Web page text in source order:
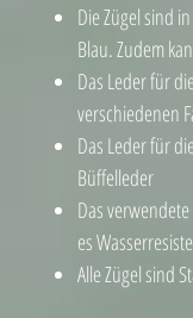
Die Zügel sind
Blau. Zudem
Das Leder für
verschiedenen
Das Leder für
Büffelleder
Das
es
Alle Zügel sind